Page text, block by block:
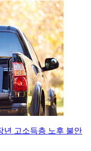
년 고소득층 노후 불안